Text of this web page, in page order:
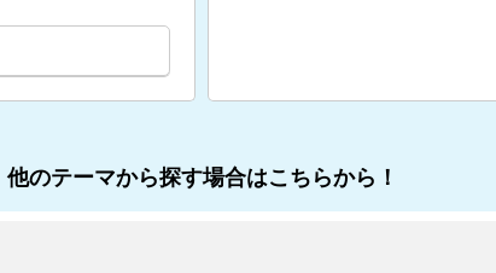
他のテーマから探す場合はこちらから！